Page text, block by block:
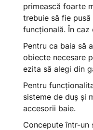
primească foarte
trebuie să fie
funcțională. În caz
Pentru ca baia să
obiecte necesare
ezita să alegi din
Pentru
sisteme de duș și
accesorii baie.
Concepute într-un